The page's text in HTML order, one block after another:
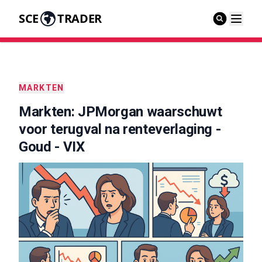
SCE TRADER
MARKTEN
Markten: JPMorgan waarschuwt
voor terugval na renteverlaging -
Goud - VIX